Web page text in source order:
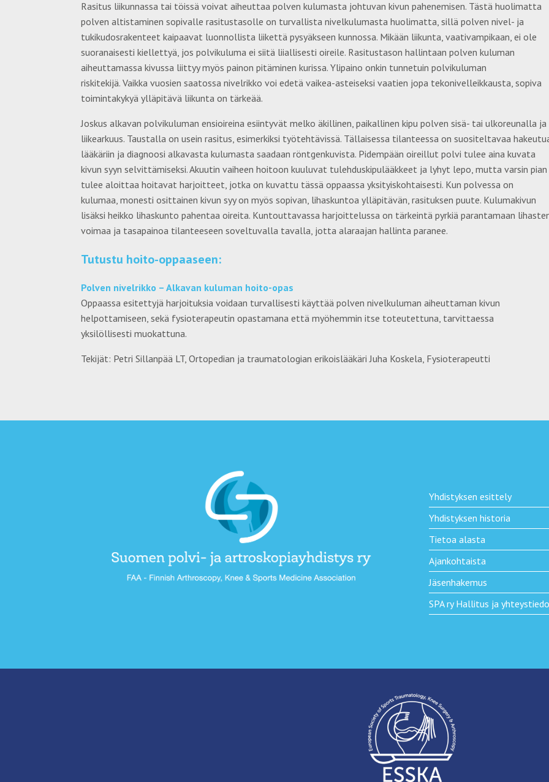
Rasitus liikunnassa tai töissä voivat aiheuttaa polven kulumasta johtuvan kivun pahenemisen. Tästä huolimatta
polven altistaminen sopivalle rasitustasolle on turvallista nivelkulumasta huolimatta, sillä polven nivel- ja
tukikudosrakenteet kaipaavat luonnollista liikettä pysyäkseen kunnossa. Mikään liikunta, vaativampikaan, ei ole
suoranaisesti kiellettyä, jos polvikuluma ei siitä liiallisesti oireile. Rasitustason hallintaan polven kuluman
aiheuttamassa kivussa liittyy myös painon pitäminen kurissa. Ylipaino onkin tunnetuin polvikuluman
riskitekijä. Vaikka vuosien saatossa nivelrikko voi edetä vaikea-asteiseksi vaatien jopa tekonivelleikkausta, sopiva
toimintakykyä ylläpitävä liikunta on tärkeää.
Joskus alkavan polvikuluman ensioireina esiintyvät melko äkillinen, paikallinen kipu polven sisä- tai ulkoreunalla ja
liikearkuus. Taustalla on usein rasitus, esimerkiksi työtehtävissä. Tällaisessa tilanteessa on suositeltavaa
lääkäriin ja diagnoosi alkavasta kulumasta saadaan röntgenkuvista. Pidempään oireillut polvi tulee aina kuvata
kivun syyn selvittämiseksi. Akuutin vaiheen hoitoon kuuluvat tulehduskipulääkkeet ja lyhyt lepo, mutta varsin pian
tulee aloittaa hoitavat harjoitteet, jotka on kuvattu tässä oppaassa yksityiskohtaisesti. Kun polvessa on
kulumaa, monesti osittainen kivun syy on myös sopivan, lihaskuntoa ylläpitävän, rasituksen puute. Kulumakivun
lisäksi heikko lihaskunto pahentaa oireita. Kuntouttavassa harjoittelussa on tärkeintä pyrkiä parantamaan
voimaa ja tasapainoa tilanteeseen soveltuvalla tavalla, jotta alaraajan hallinta paranee.
Tutustu hoito-oppaaseen:
Polven nivelrikko – Alkavan kuluman hoito-opas
Oppaassa esitettyjä harjoituksia voidaan turvallisesti käyttää polven nivelkuluman aiheuttaman kivun
helpottamiseen, sekä fysioterapeutin opastamana että myöhemmin itse toteutettuna, tarvittaessa
yksilöllisesti muokattuna.
Tekijät: Petri Sillanpää LT, Ortopedian ja traumatologian erikoislääkäri Juha Koskela, Fysioterapeutti
Yhdistyksen esittely
Yhdistyksen historia
Tietoa alasta
Ajankohtaista
Jäsenhakemus
SPA ry Hallitus ja